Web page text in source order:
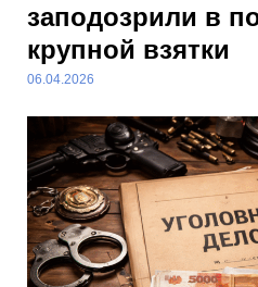
заподозрили в
крупной взятки
06.04.2026